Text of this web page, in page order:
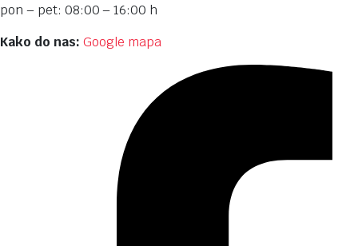
pon – pet: 08:00 – 16:00 h
Kako do nas: Google mapa